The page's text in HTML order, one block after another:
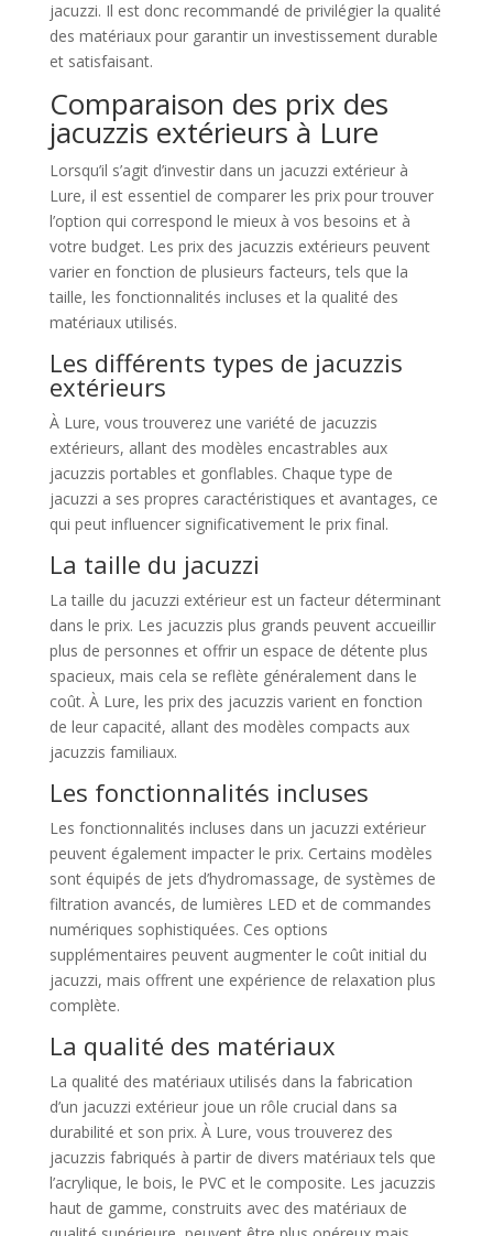
jacuzzi. Il est donc recommandé de privilégier la qualité
des matériaux pour garantir un investissement durable
et satisfaisant.
Comparaison des prix des
jacuzzis extérieurs à Lure
Lorsqu’il s’agit d’investir dans un jacuzzi extérieur à
Lure, il est essentiel de comparer les prix pour trouver
l’option qui correspond le mieux à vos besoins et à
votre budget. Les prix des jacuzzis extérieurs peuvent
varier en fonction de plusieurs facteurs, tels que la
taille, les fonctionnalités incluses et la qualité des
matériaux utilisés.
Les différents types de jacuzzis
extérieurs
À Lure, vous trouverez une variété de jacuzzis
extérieurs, allant des modèles encastrables aux
jacuzzis portables et gonflables. Chaque type de
jacuzzi a ses propres caractéristiques et avantages, ce
qui peut influencer significativement le prix final.
La taille du jacuzzi
La taille du jacuzzi extérieur est un facteur déterminant
dans le prix. Les jacuzzis plus grands peuvent accueillir
plus de personnes et offrir un espace de détente plus
spacieux, mais cela se reflète généralement dans le
coût. À Lure, les prix des jacuzzis varient en fonction
de leur capacité, allant des modèles compacts aux
jacuzzis familiaux.
Les fonctionnalités incluses
Les fonctionnalités incluses dans un jacuzzi extérieur
peuvent également impacter le prix. Certains modèles
sont équipés de jets d’hydromassage, de systèmes de
filtration avancés, de lumières LED et de commandes
numériques sophistiquées. Ces options
supplémentaires peuvent augmenter le coût initial du
jacuzzi, mais offrent une expérience de relaxation plus
complète.
La qualité des matériaux
La qualité des matériaux utilisés dans la fabrication
d’un jacuzzi extérieur joue un rôle crucial dans sa
durabilité et son prix. À Lure, vous trouverez des
jacuzzis fabriqués à partir de divers matériaux tels que
l’acrylique, le bois, le PVC et le composite. Les jacuzzis
haut de gamme, construits avec des matériaux de